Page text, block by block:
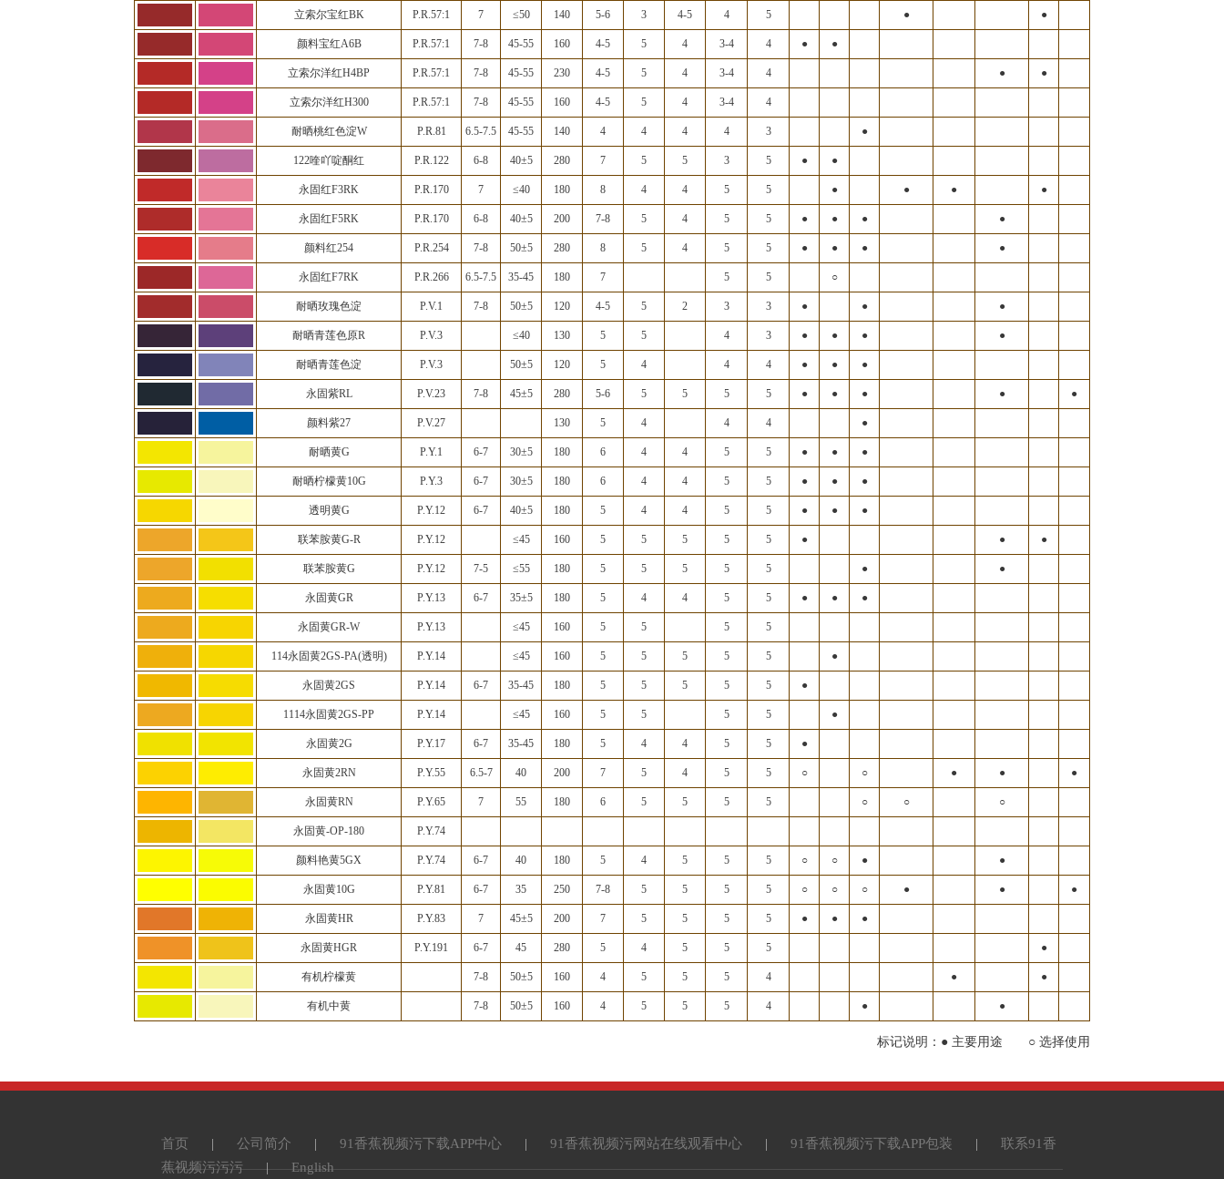
立索尔宝红BK P.R.57:1 7 ≤50 140 5-6 3 4-5 4 5 ● ●
颜料宝红A6B P.R.57:1 7-8 45-55 160 4-5 5 4 3-4 4 ● ●
立索尔洋红H4BP P.R.57:1 7-8 45-55 230 4-5 5 4 3-4 4 ● ●
立索尔洋红H300 P.R.57:1 7-8 45-55 160 4-5 5 4 3-4 4
耐晒桃红色淀W P.R.81 6.5-7.5 45-55 140 4 4 4 4 3 ●
122喹吖啶酮红 P.R.122 6-8 40±5 280 7 5 5 3 5 ● ●
永固红F3RK P.R.170 7 ≤40 180 8 4 4 5 5 ● ● ● ●
永固红F5RK P.R.170 6-8 40±5 200 7-8 5 4 5 5 ● ● ● ●
颜料红254 P.R.254 7-8 50±5 280 8 5 4 5 5 ● ● ● ●
永固红F7RK P.R.266 6.5-7.5 35-45 180 7 5 5 ○
耐晒玫瑰色淀 P.V.1 7-8 50±5 120 4-5 5 2 3 3 ● ● ●
耐晒青莲色原R P.V.3 ≤40 130 5 5 4 3 ● ● ● ●
耐晒青莲色淀 P.V.3 50±5 120 5 4 4 4 ● ● ●
永固紫RL P.V.23 7-8 45±5 280 5-6 5 5 5 5 ● ● ● ● ●
颜料紫27 P.V.27 130 5 4 4 4 ●
耐晒黄G P.Y.1 6-7 30±5 180 6 4 4 5 5 ● ● ●
耐晒柠檬黄10G P.Y.3 6-7 30±5 180 6 4 4 5 5 ● ● ●
透明黄G P.Y.12 6-7 40±5 180 5 4 4 5 5 ● ● ●
联苯胺黄G-R P.Y.12 ≤45 160 5 5 5 5 5 ● ● ●
联苯胺黄G P.Y.12 7-5 ≤55 180 5 5 5 5 5 ● ●
永固黄GR P.Y.13 6-7 35±5 180 5 4 4 5 5 ● ● ●
永固黄GR-W P.Y.13 ≤45 160 5 5 5 5
114永固黄2GS-PA(透明) P.Y.14 ≤45 160 5 5 5 5 5 ●
永固黄2GS P.Y.14 6-7 35-45 180 5 5 5 5 5 ●
1114永固黄2GS-PP P.Y.14 ≤45 160 5 5 5 5 ●
永固黄2G P.Y.17 6-7 35-45 180 5 4 4 5 5 ●
永固黄2RN P.Y.55 6.5-7 40 200 7 5 4 5 5 ○ ○ ● ● ●
永固黄RN P.Y.65 7 55 180 6 5 5 5 5 ○ ○ ○
永固黄-OP-180 P.Y.74
颜料艳黄5GX P.Y.74 6-7 40 180 5 4 5 5 5 ○ ○ ● ●
永固黄10G P.Y.81 6-7 35 250 7-8 5 5 5 5 ○ ○ ○ ● ● ●
永固黄HR P.Y.83 7 45±5 200 7 5 5 5 5 ● ● ●
永固黄HGR P.Y.191 6-7 45 280 5 4 5 5 5 ●
有机柠檬黄 7-8 50±5 160 4 5 5 5 4 ● ●
有机中黄 7-8 50±5 160 4 5 5 5 4 ● ●
标记说明：● 主要用途 ○ 选择使用
首页 | 公司简介 | 91香蕉视频污下载APP中心 | 91香蕉视频污网站在线观看中心 | 91香蕉视频污下载APP包装 |
联系91香
蕉视频污污污
| English